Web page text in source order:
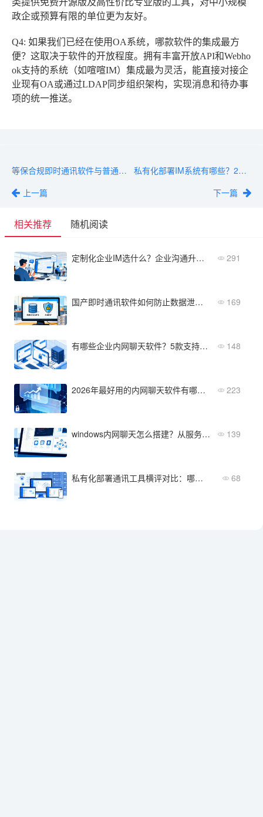
政企或预算有限的单位更为友好。
Q4: 如果我们已经在使用OA系统，哪款软件的集成最方
便？ 这取决于软件的开放程度。拥有丰富开放API和Webho
ok支持的系统（如喧喧IM）集成最为灵活，能直接对接企
业现有OA或通过LDAP同步组织架构，实现消息和待办事
项的统一推送。
等保合规即时通讯软件与普通IM有何区别？3个关键维度对比
上一篇
私有化部署IM系统有哪些？2026年值得关注的五大方案
下一篇
相关推荐 随机阅读
定制化企业IM选什么？企业沟通升级指南 291
国产即时通讯软件如何防止数据泄露？本地化存储方案解析 169
有哪些企业内网聊天软件？5款支持断网环境下使用 148
2026年最好用的内网聊天软件有哪些新趋势？ 223
windows内网聊天怎么搭建？从服务器部署到客户端配置全流程 139
私有化部署通讯工具横评对比：哪款更适合你的企业？ 68